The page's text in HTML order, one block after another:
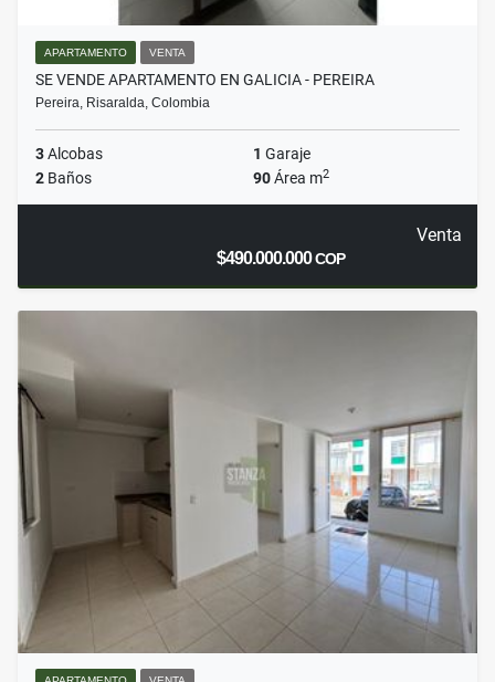
APARTAMENTO VENTA
SE VENDE APARTAMENTO EN GALICIA - PEREIRA
Pereira, Risaralda, Colombia
3Alcobas 1 Garaje
2 Baños 90Área m2
Venta
$490.000.000COP